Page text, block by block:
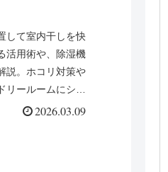
して室内干しを快
活用術や、除湿機
説。ホコリ対策や
リールームにシー
にしましょう。
2026.03.09